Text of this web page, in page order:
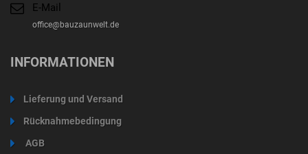
E-Mail
office@bauzaunwelt.de
INFORMATIONEN
Lieferung und Versand
Rücknahmebedingung
AGB